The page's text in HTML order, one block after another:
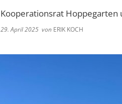
Kooperationsrat Hoppegarten
29. April 2025 von ERIK KOCH